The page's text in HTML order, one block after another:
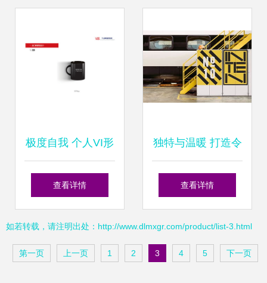
极度自我 个人VI形
象设计的艺术与哲
查看详情
独特与温暖 打造令
人愉悦的个人形象
查看详情
如若转载，请注明出处：http://www.dlmxgr.com/product/list-3.html
第一页 上一页 1 2 3 4 5 下一页